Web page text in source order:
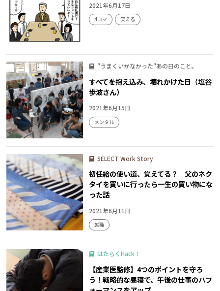
2021年6月17日
4コマ 笑える
"うまくいかなかった"あの日のこと。
すべてを抱え込み、壊れかけた日（塩谷
歩波さん）
2021年6月15日
メンタル
SELECT Work Story
初任給の使い道、覚えてる？ 父のネク
タイを買いに行ったら一生の買い物にな
った話
2021年6月11日
就職
はたらくHack！
【産業医監修】4つのポイントを守ろ
う！戦略的な昼寝で、午後の仕事のパフ